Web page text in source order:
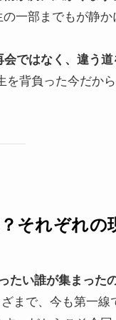
一部までもが静
ではなく、違う
を背負った今だか
それぞれの
たい誰が集まった
まで、今も第一